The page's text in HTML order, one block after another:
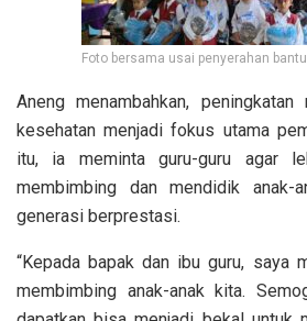
Foto bersama usai penyerahan
Aneng menambahkan,
kesehatan menjadi fokus utama
itu, ia meminta guru-guru agar
membimbing dan mendidik anak-
generasi berprestasi.
“Kepada bapak dan ibu guru, saya
membimbing anak-anak kita.